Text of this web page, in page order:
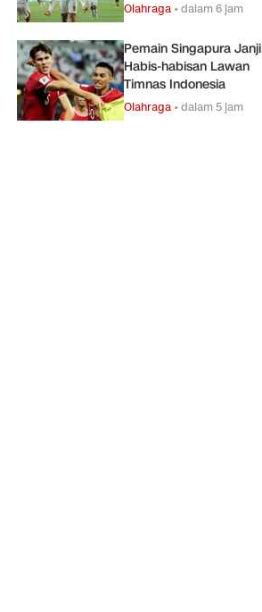
Olahraga •dalam 6 jam
Pemain Singapura Janji
Habis-habisan Lawan
Timnas Indonesia
Olahraga •dalam 5 jam